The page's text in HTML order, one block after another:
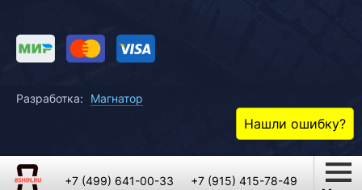
Разработка: Магнатор
+7 (499) 641-00-33
+7 (915) 415-78-49
Нашли ошибку?